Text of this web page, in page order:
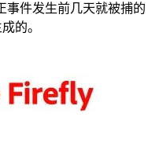
事件发生前几天就被捕的
的。